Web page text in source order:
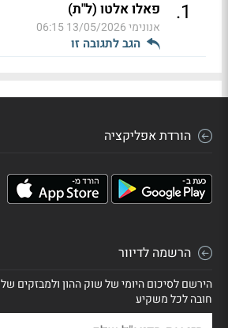
1
. פאלו אלטו (ל"ת)
אנונימי13/05/2026 06:15
הגב לתגובה זו
הורדת אפליקציה
הרשמה לדיוור
הירשם לסיכום היומי של שוק ההון ולמבזקים של
חובה לכל משקיע